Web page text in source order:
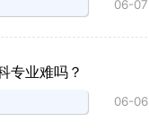
06-07
专业难吗？
06-06